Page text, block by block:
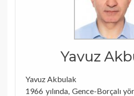
Yavuz
Yavuz Akbulak
1966 yılında, Gence-Borçalı